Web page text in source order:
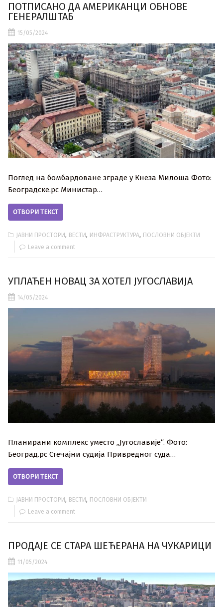
ПОТПИСАНО ДА АМЕРИКАНЦИ ОБНОВЕ
ГЕНЕРАЛШТАБ
15/05/2024
Поглед на бомбардоване зграде у Кнеза Милоша Фото:
Београдске.рс Министар…
ОТВОРИ ТЕКСТ
ЈАВНИ ПРОСТОРИ, ВЕСТИ, ИНФРАСТРУКТУРА, ПОСЛОВНИ ОБЈЕКТИ
Leave a comment
УПЛАЋЕН НОВАЦ ЗА ХОТЕЛ ЈУГОСЛАВИЈА
14/05/2024
Планирани комплекс уместо ,,Југославије“. Фото:
Београд.рс Стечајни судија Привредног суда…
ОТВОРИ ТЕКСТ
ЈАВНИ ПРОСТОРИ, ВЕСТИ, ПОСЛОВНИ ОБЈЕКТИ
Leave a comment
ПРОДАЈЕ СЕ СТАРА ШЕЋЕРАНА НА ЧУКАРИЦИ
11/05/2024